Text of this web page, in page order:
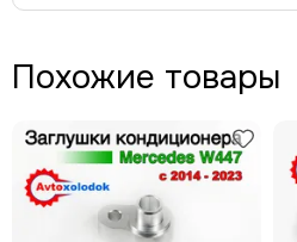
Похожие товары